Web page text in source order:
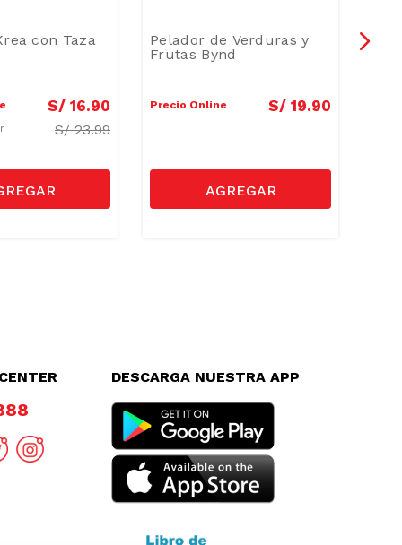
con Taza
S/ 16.90
S/23.99
Pelador de Verduras y
Frutas Bynd
Precio Online S/ 19.90
DESCARGA NUESTRA APP